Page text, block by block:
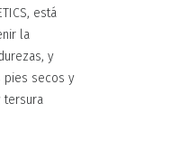
está
la
y
pies secos y
tersura